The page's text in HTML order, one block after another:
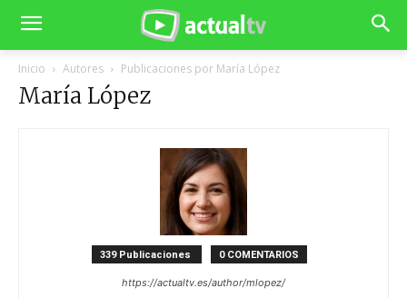
Inicio Autores Publicaciones por María López
María López
339 Publicaciones 0 COMENTARIOS
https://actualtv.es/author/mlopez/